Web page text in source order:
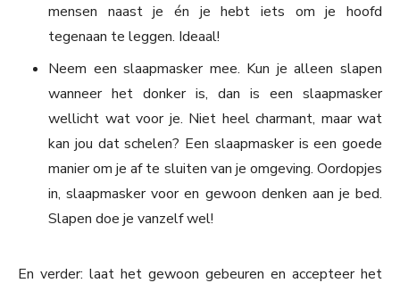
mensen naast je én je hebt iets om je hoofd
tegenaan te leggen. Ideaal!
Neem een slaapmasker mee. Kun je alleen slapen
wanneer het donker is, dan is een slaapmasker
wellicht wat voor je. Niet heel charmant, maar wat
kan jou dat schelen? Een slaapmasker is een goede
manier om je af te sluiten van je omgeving. Oordopjes
in, slaapmasker voor en gewoon denken aan je bed.
Slapen doe je vanzelf wel!
En verder: laat het gewoon gebeuren en accepteer het